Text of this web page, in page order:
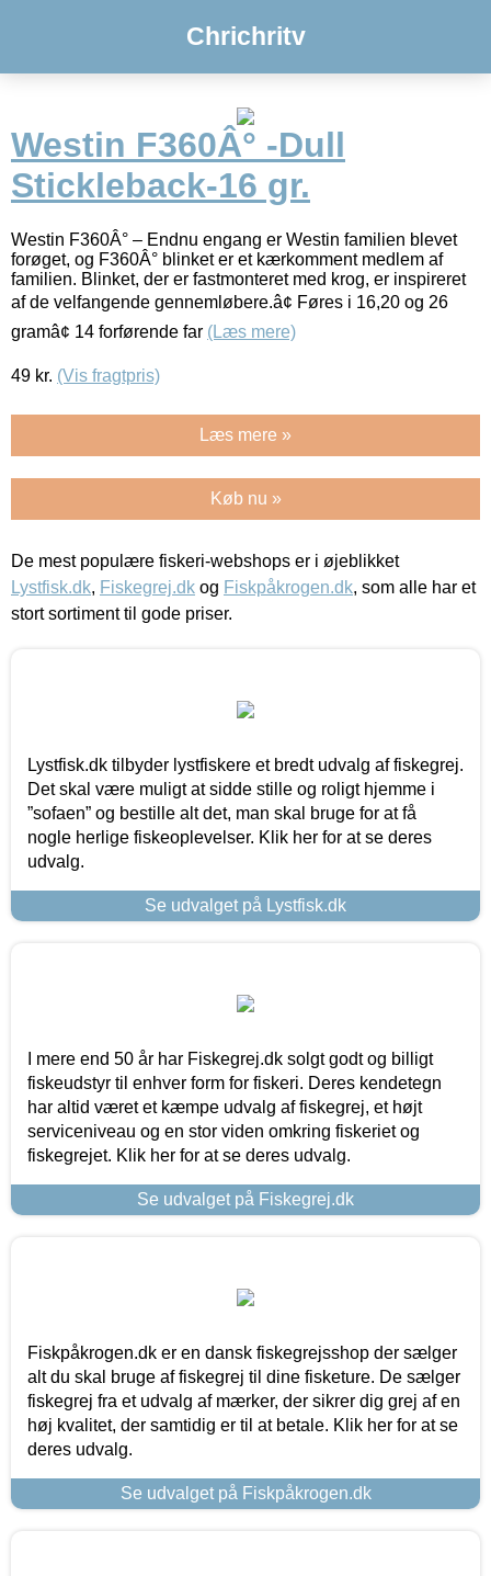
Chrichritv
Westin F360Â° -Dull
Stickleback-16 gr.
Westin F360Â° – Endnu engang er Westin familien blevet
forøget, og F360Â° blinket er et kærkomment medlem af
familien. Blinket, der er fastmonteret med krog, er inspireret
af de velfangende gennemløbere.â¢ Føres i 16,20 og 26
gramâ¢ 14 forførende far (Læs mere)
49 kr. (Vis fragtpris)
Læs mere »
Køb nu »
De mest populære fiskeri-webshops er i øjeblikket
Lystfisk.dk, Fiskegrej.dk og Fiskpåkrogen.dk, som alle har et
stort sortiment til gode priser.
Lystfisk.dk tilbyder lystfiskere et bredt udvalg af fiskegrej.
Det skal være muligt at sidde stille og roligt hjemme i
”sofaen” og bestille alt det, man skal bruge for at få
nogle herlige fiskeoplevelser. Klik her for at se deres
udvalg.
Se udvalget på Lystfisk.dk
I mere end 50 år har Fiskegrej.dk solgt godt og billigt
fiskeudstyr til enhver form for fiskeri. Deres kendetegn
har altid været et kæmpe udvalg af fiskegrej, et højt
serviceniveau og en stor viden omkring fiskeriet og
fiskegrejet. Klik her for at se deres udvalg.
Se udvalget på Fiskegrej.dk
Fiskpåkrogen.dk er en dansk fiskegrejsshop der sælger
alt du skal bruge af fiskegrej til dine fisketure. De sælger
fiskegrej fra et udvalg af mærker, der sikrer dig grej af en
høj kvalitet, der samtidig er til at betale. Klik her for at se
deres udvalg.
Se udvalget på Fiskpåkrogen.dk